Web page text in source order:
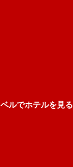
ルでホテルを見る